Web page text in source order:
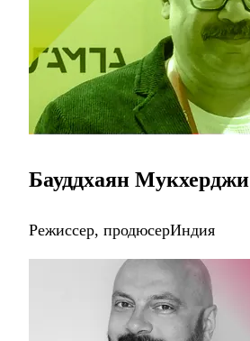
Бауддхаян Мукхерджи
Режиссер, продюсерИндия